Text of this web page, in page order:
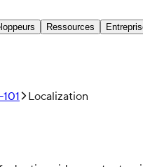
Ressources
Localization